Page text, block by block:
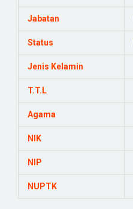
Jabatan
Status
Jenis Kelamin
T.T.L
Agama
NIK
NIP
NUPTK